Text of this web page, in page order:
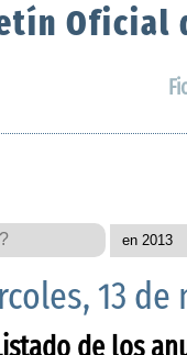
Oficial
13 de
de los